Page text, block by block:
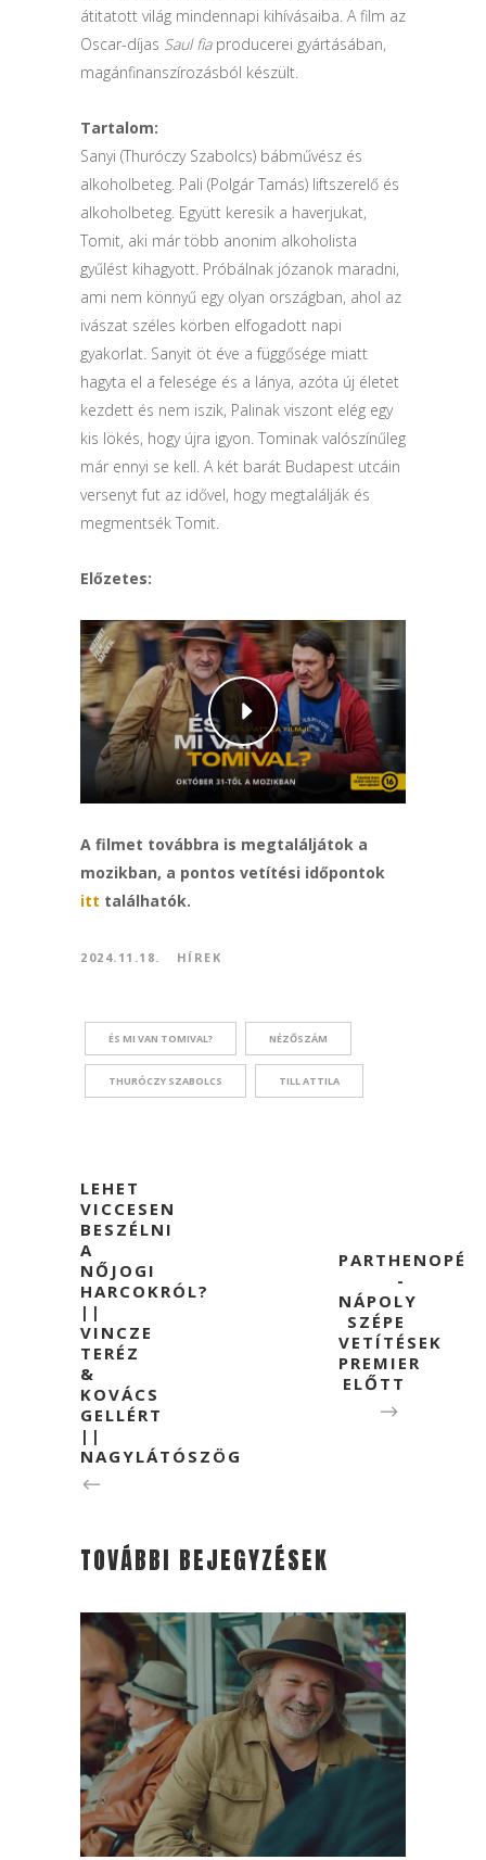
átitatott világ mindennapi kihívásaiba. A film az
Oscar-díjas Saul fiaproducerei gyártásában,
magánfinanszírozásból készült.
Tartalom:
Sanyi (Thuróczy Szabolcs) bábművész és
alkoholbeteg. Pali (Polgár Tamás) liftszerelő és
alkoholbeteg. Együtt keresik a haverjukat,
Tomit, aki már több anonim alkoholista
gyűlést kihagyott. Próbálnak józanok maradni,
ami nem könnyű egy olyan országban, ahol az
ivászat széles körben elfogadott napi
gyakorlat. Sanyit öt éve a függősége miatt
hagyta el a felesége és a lánya, azóta új életet
kezdett és nem iszik, Palinak viszont elég egy
kis lökés, hogy újra igyon. Tominak valószínűleg
már ennyi se kell. A két barát Budapest utcáin
versenyt fut az idővel, hogy megtalálják és
megmentsék Tomit.
Előzetes:
A filmet továbbra is megtaláljátok a
mozikban, a pontos vetítési időpontok
itt találhatók.
2024.11.18. HÍREK
ÉS MI VAN TOMIVAL? NÉZŐSZÁM
THURÓCZY SZABOLCS TILL ATTILA
LEHET
VICCESEN
BESZÉLNI
A
NŐJOGI
HARCOKRÓL?
||
VINCZE
TERÉZ
&
KOVÁCS
GELLÉRT
||
NAGYLÁTÓSZÖG
PARTHENOPÉ
-
NÁPOLY
SZÉPE
VETÍTÉSEK
PREMIER
ELŐTT
TOVÁBBI BEJEGYZÉSEK